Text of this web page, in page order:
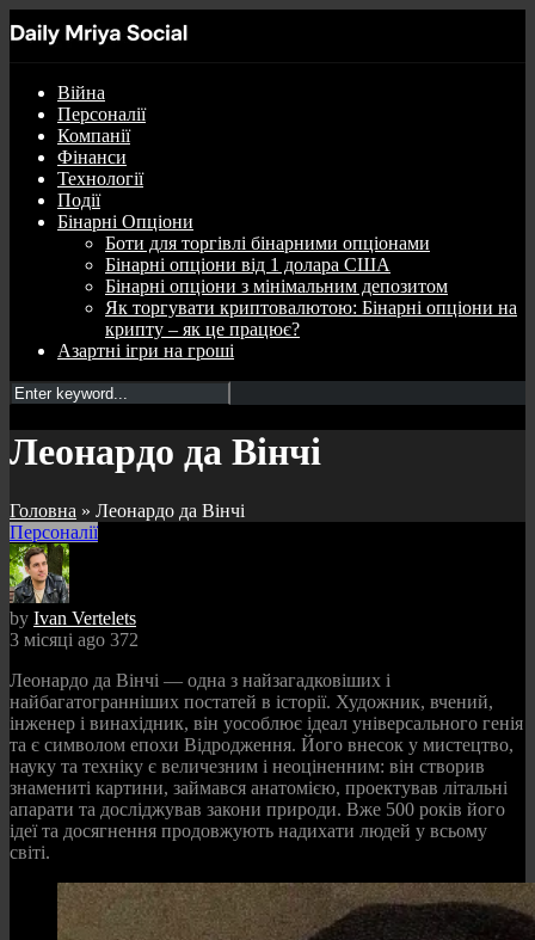
Війна
Персоналії
Компанії
Фінанси
Технології
Події
Бінарні Опціони
Боти для торгівлі бінарними опціонами
Бінарні опціони від 1 долара США
Бінарні опціони з мінімальним депозитом
Як торгувати криптовалютою: Бінарні опціони на
крипту – як це працює?
Азартні ігри на гроші
Леонардо да Вінчі
Головна » Леонардо да Вінчі
Персоналії
by Ivan Vertelets
3 місяці ago 372
Леонардо да Вінчі — одна з найзагадковіших і
найбагатогранніших постатей в історії. Художник, вчений,
інженер і винахідник, він уособлює ідеал універсального генія
та є символом епохи Відродження. Його внесок у мистецтво,
науку та техніку є величезним і неоціненним: він створив
знамениті картини, займався анатомією, проектував літальні
апарати та досліджував закони природи. Вже 500 років його
ідеї та досягнення продовжують надихати людей у всьому
світі.